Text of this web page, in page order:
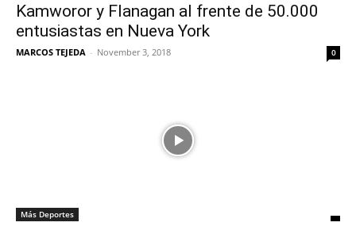
Kamworor y Flanagan al frente de 50.000
entusiastas en Nueva York
MARCOS TEJEDA - November 3, 2018 0
Más Deportes